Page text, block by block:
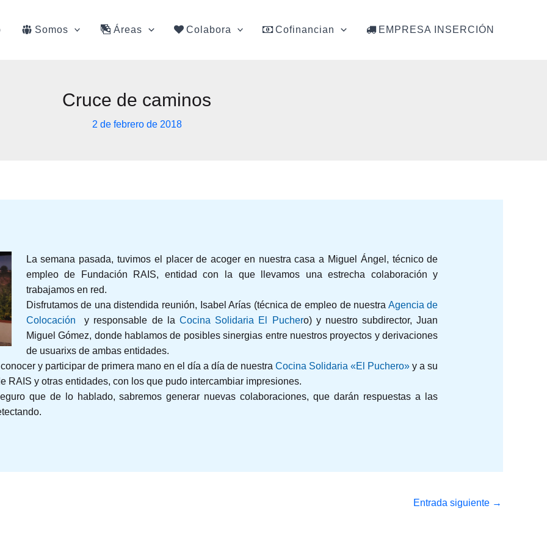
Somos Áreas Colabora Cofinancian EMPRESA INSERCIÓN
Cruce de caminos
2 de febrero de 2018
La semana pasada, tuvimos el placer de acoger en nuestra casa a Miguel Ángel, técnico de
empleo de Fundación RAIS, entidad con la que llevamos una estrecha colaboración y
trabajamos en red.
Disfrutamos de una distendida reunión, Isabel Arías (técnica de empleo de nuestra Agencia de
Colocación y responsable de laCocina Solidaria El Puchero) y nuestro subdirector, Juan
Miguel Gómez, donde hablamos de posibles sinergias entre nuestros proyectos y derivaciones
de usuarixs de ambas entidades.
y participar de primera mano en el día a día de nuestraCocina Solidaria «El Puchero» y a su
RAIS y otras entidades, con los que pudo intercambiar impresiones.
que de lo hablado, sabremos generar nuevas colaboraciones, que darán respuestas a las
Entrada siguiente →